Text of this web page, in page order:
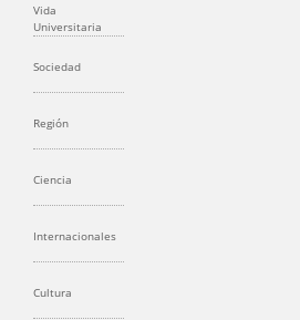
Vida
Universitaria
Sociedad
Región
Ciencia
Internacionales
Cultura